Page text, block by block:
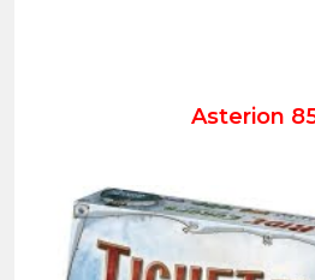
Asterion